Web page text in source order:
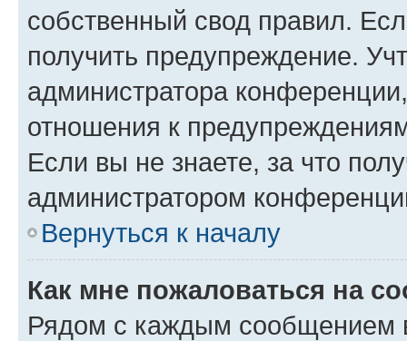
собственный свод правил.
получить предупреждение.
администратора
отношения к
Если вы не знаете, за что
администратором
Вернуться к началу
Как мне пожаловаться на
Рядом с каждым сообщением